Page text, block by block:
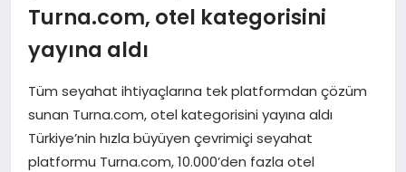
GÜNDEM
MAGAZIN
SAĞLIK
TEKNOLOJI
Turna.com, otel kategorisini
yayına aldı
Tüm seyahat ihtiyaçlarına tek platformdan çözüm
sunan Turna.com, otel kategorisini yayına aldı
Türkiye’nin hızla büyüyen çevrimiçi seyahat
platformu Turna.com, 10.000’den fazla otel